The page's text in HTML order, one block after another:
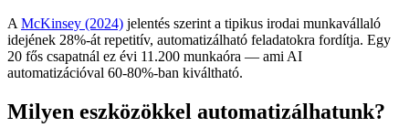
A McKinsey (2024) jelentés szerint a tipikus irodai munkavállaló
idejének 28%-át repetitív, automatizálható feladatokra fordítja. Egy
20 fős csapatnál ez évi 11.200 munkaóra — ami AI
automatizációval 60-80%-ban kiváltható.
Milyen eszközökkel automatizálhatunk?